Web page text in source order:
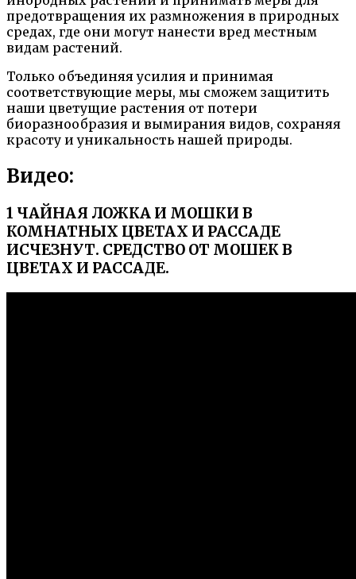
предотвращения их размножения в природных
средах, где они могут нанести вред местным
видам растений.
Только объединяя усилия и принимая
соответствующие меры, мы сможем защитить
наши цветущие растения от потери
биоразнообразия и вымирания видов, сохраняя
красоту и уникальность нашей природы.
Видео:
1 ЧАЙНАЯ ЛОЖКА И МОШКИ В
КОМНАТНЫХ ЦВЕТАХ И РАССАДЕ
ИСЧЕЗНУТ. СРЕДСТВО ОТ МОШЕК В
ЦВЕТАХ И РАССАДЕ.